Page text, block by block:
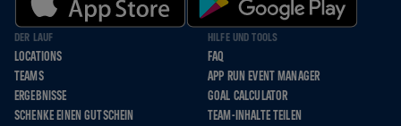
DER LAUF
LOCATIONS
TEAMS
ERGEBNISSE
SCHENKE EINEN GUTSCHEIN
HILFE UND TOOLS
FAQ
APP RUN EVENT MANAGER
GOAL CALCULATOR
TEAM-INHALTE TEILEN